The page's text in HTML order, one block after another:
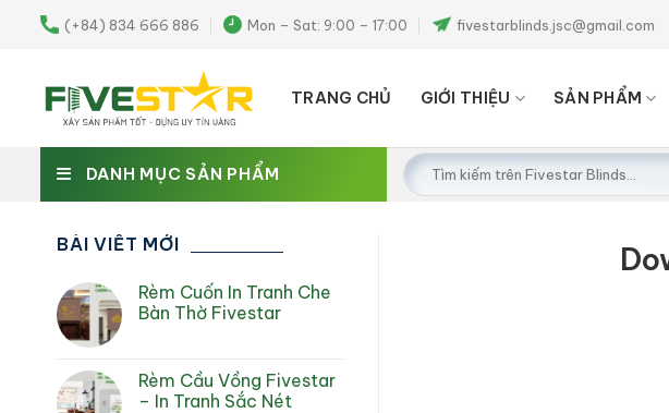
(+84) 834 666 886 Mon – Sat: 9:00 – 17:00 fivestarblinds.jsc@gmail.com
TRANG CHỦ GIỚI THIỆU SẢN PHẨM
DANH MỤC SẢN PHẨM
Tìm
kiếm:
BÀI VIẾT MỚI
Rèm Cuốn In Tranh Che
Bàn Thờ Fivestar
Rèm Cầu Vồng Fivestar
– In Tranh Sắc Nét